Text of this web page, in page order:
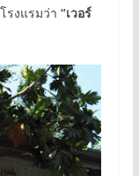
รงแรมว่า “เวอร์